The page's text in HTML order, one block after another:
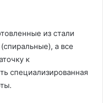
из стали
а все
к
специализированная